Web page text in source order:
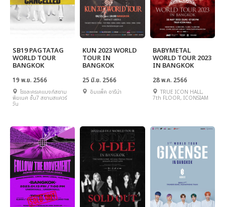
SB19 PAGTATAG
WORLD TOUR
BANGKOK
19 พ.ย. 2566
โรงละครเคแบงก์สยาม
พิฆเนศ ชั้น7 สยามสแควร์
วัน
KUN 2023 WORLD
TOUR IN
BANGKOK
25 มิ.ย. 2566
อิมแพ็ค อารีน่า
BABYMETAL
WORLD TOUR 2023
IN BANGKOK
28 พ.ค. 2566
TRUE ICON HALL,
7th FLOOR, ICONSIAM